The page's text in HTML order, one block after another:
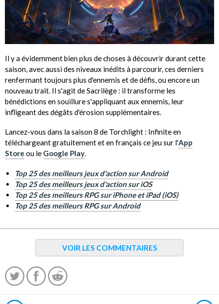
Il y a évidemment bien plus de choses à découvrir durant cette
saison, avec aussi des niveaux inédits à parcourir, ces derniers
renfermant toujours plus d'ennemis et de défis, ou encore un
nouveau trait. Il s'agit de Sacrilège : il transforme les
bénédictions en souillure s'appliquant aux ennemis, leur
infligeant des dégâts d'érosion supplémentaires.
Lancez-vous dans la saison 8 de Torchlight : Infinite en
téléchargeant gratuitement et en français ce jeu sur l'App
Store ou le Google Play.
Top 25 des meilleurs jeux d'action sur Android
Top 25 des meilleurs jeux d'action sur iOS
Top 25 des meilleurs RPG sur iPhone et iPad (iOS)
Top 25 des meilleurs RPG sur Android
VOIR LES COMMENTAIRES